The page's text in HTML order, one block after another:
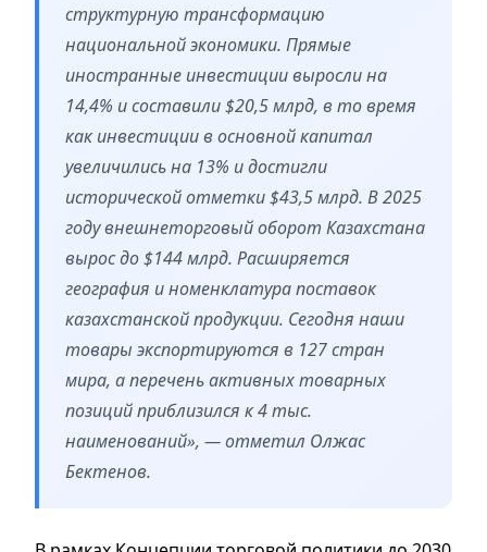
структурную трансформацию
национальной экономики. Прямые
иностранные инвестиции выросли на
14,4% и составили $20,5 млрд, в то время
как инвестиции в основной капитал
увеличились на 13% и достигли
исторической отметки $43,5 млрд. В 2025
году внешнеторговый оборот Казахстана
вырос до $144 млрд. Расширяется
география и номенклатура поставок
казахстанской продукции. Сегодня наши
товары экспортируются в 127 стран
мира, а перечень активных товарных
позиций приблизился к 4 тыс.
наименований», — отметил Олжас
Бектенов.